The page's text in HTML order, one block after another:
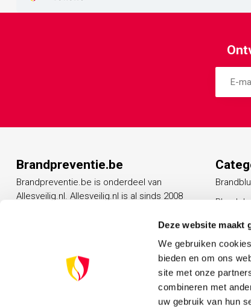
Deze website maakt
We gebruiken
bieden en om ons
site met onze
combineren met
uw gebruik van hun
Brandpreventie.be
Brandpreventie.be is onderdeel van
Allesveilig.nl. Allesveilig.nl is al sinds 2008